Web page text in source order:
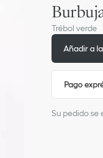
Trébol verde
Añadir a
Pago
Su pedido se